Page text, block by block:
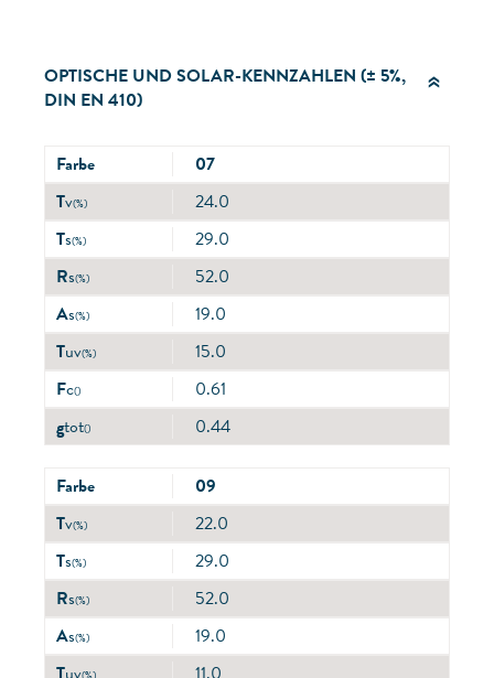
OPTISCHE UND SOLAR-KENNZAHLEN (± 5%,
DIN EN 410)
Farbe
07
Tv(%)
24.0
Ts(%)
29.0
Rs(%)
52.0
As(%)
19.0
Tuv(%)
15.0
Fc()
0.61
gtot() 0.44
Farbe
09
Tv(%)
22.0
Ts(%)
29.0
Rs(%)
52.0
As(%)
19.0